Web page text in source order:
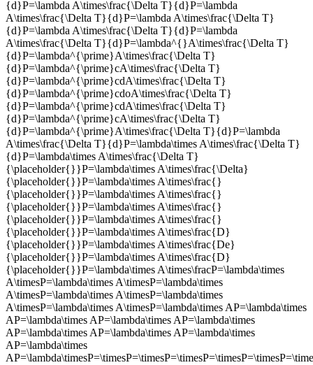
{d}P=\lambda A\times\frac{\Delta T}{d}P=\lambda
A\times\frac{\Delta T}{d}P=\lambda A\times\frac{\Delta T}
{d}P=\lambda A\times\frac{\Delta T}{d}P=\lambda
A\times\frac{\Delta T}{d}P=\lambda^{}A\times\frac{\Delta T}
{d}P=\lambda^{\prime}A\times\frac{\Delta T}
{d}P=\lambda^{\prime}cA\times\frac{\Delta T}
{d}P=\lambda^{\prime}cdA\times\frac{\Delta T}
{d}P=\lambda^{\prime}cdoA\times\frac{\Delta T}
{d}P=\lambda^{\prime}cdA\times\frac{\Delta T}
{d}P=\lambda^{\prime}cA\times\frac{\Delta T}
{d}P=\lambda^{\prime}A\times\frac{\Delta T}{d}P=\lambda
A\times\frac{\Delta T}{d}P=\lambda\times A\times\frac{\Delta T}
{d}P=\lambda\times A\times\frac{\Delta T}
{\placeholder{}}P=\lambda\times A\times\frac{\Delta}
{\placeholder{}}P=\lambda\times A\times\frac{}
{\placeholder{}}P=\lambda\times A\times\frac{}
{\placeholder{}}P=\lambda\times A\times\frac{}
{\placeholder{}}P=\lambda\times A\times\frac{}
{\placeholder{}}P=\lambda\times A\times\frac{D}
{\placeholder{}}P=\lambda\times A\times\frac{De}
{\placeholder{}}P=\lambda\times A\times\frac{D}
{\placeholder{}}P=\lambda\times A\times\fracP=\lambda\times
A\timesP=\lambda\times A\timesP=\lambda\times
A\timesP=\lambda\times A\timesP=\lambda\times
A\timesP=\lambda\times A\timesP=\lambda\times AP=\lambda\times
AP=\lambda\times AP=\lambda\times AP=\lambda\times
AP=\lambda\times AP=\lambda\times AP=\lambda\times
AP=\lambda\times